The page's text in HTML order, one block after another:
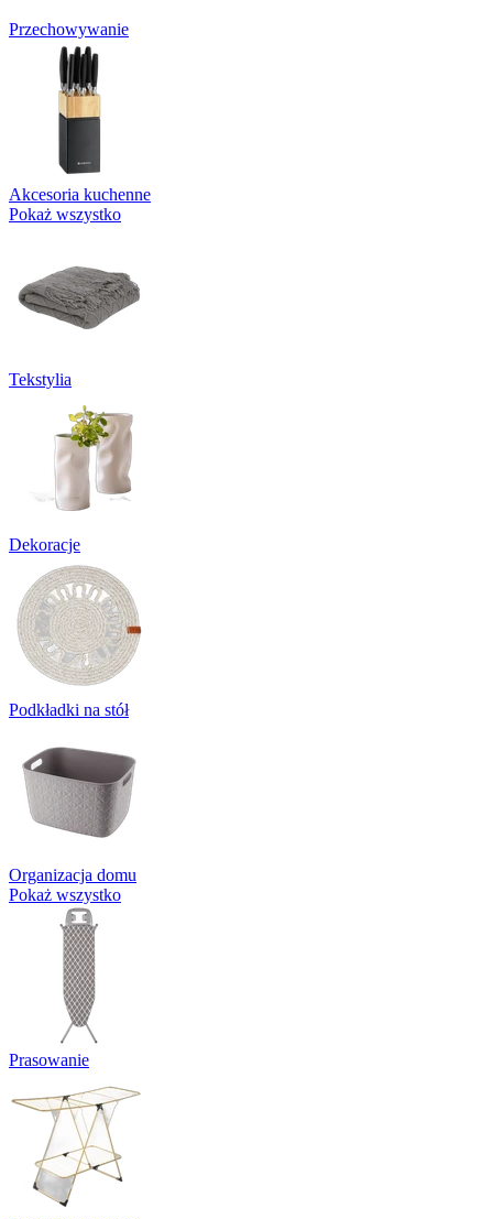
Przechowywanie
Akcesoria kuchenne
Pokaż wszystko
Tekstylia
Dekoracje
Podkładki na stół
Organizacja domu
Pokaż wszystko
Prasowanie